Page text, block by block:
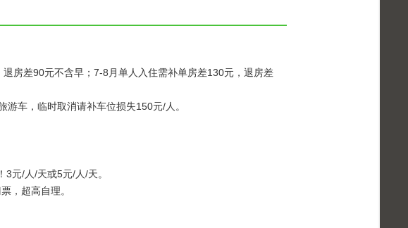
房差90元不含早；7-8月单人入住需补单房差130元，退房差
车，临时取消请补车位损失150元/人。
元/人/天或5元/人/天。
，超高自理。